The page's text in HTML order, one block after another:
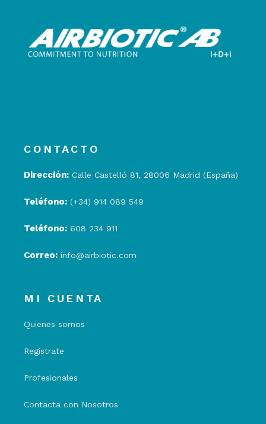
CONTACTO
Dirección: Calle Castelló 81, 28006 Madrid (España)
Teléfono: (+34) 914 089 549
Teléfono: 608 234 911
Correo: info@airbiotic.com
MI CUENTA
Quienes somos
Regístrate
Profesionales
Contacta con Nosotros